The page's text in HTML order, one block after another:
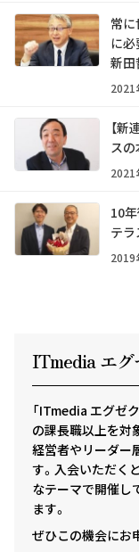
常
に必
新田
2021
【
スの
2021
10
テ
2019
ITmedia エグ
「ITmedia エグゼ
の課長職以上を対
経営者やリーダー
す。入会いただく
なテーマで開催し
ます。
ぜひこの機会にお